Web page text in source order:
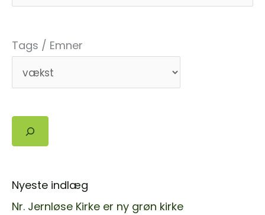
Tags / Emner
Søg
Nyeste indlæg
Nr. Jernløse Kirke er ny grøn kirke